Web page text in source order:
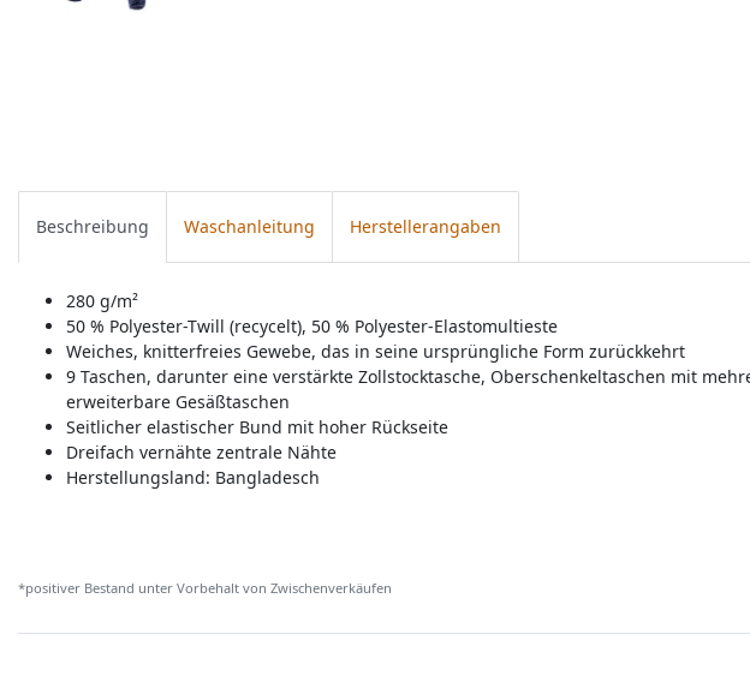
Beschreibung Waschanleitung Herstellerangaben
280 g/m²
50 % Polyester-Twill (recycelt), 50 % Polyester-Elastomultieste
Weiches, knitterfreies Gewebe, das in seine ursprüngliche Form zurückkehrt
9 Taschen, darunter eine verstärkte Zollstocktasche, Oberschenkeltaschen mit
erweiterbare Gesäßtaschen
Seitlicher elastischer Bund mit hoher Rückseite
Dreifach vernähte zentrale Nähte
Herstellungsland: Bangladesch
*positiver Bestand unter Vorbehalt von Zwischenverkäufen